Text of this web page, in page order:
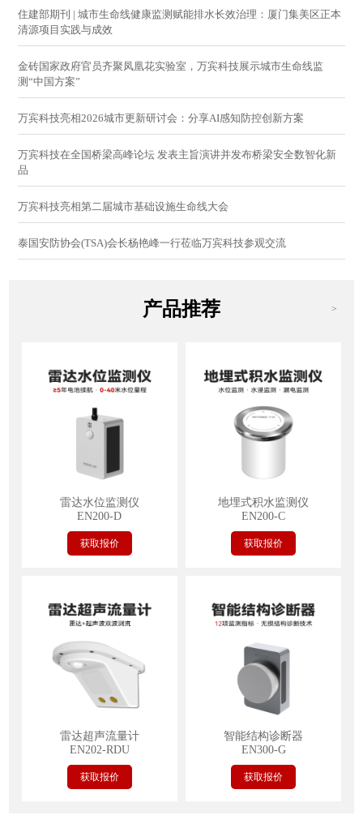
住建部期刊 | 城市生命线健康监测赋能排水长效治理：厦门集美区正本
清源项目实践与成效
金砖国家政府官员齐聚凤凰花实验室，万宾科技展示城市生命线监
测“中国方案”
万宾科技亮相2026城市更新研讨会：分享AI感知防控创新方案
万宾科技在全国桥梁高峰论坛 发表主旨演讲并发布桥梁安全数智化新
品
万宾科技亮相第二届城市基础设施生命线大会
泰国安防协会(TSA)会长杨艳峰一行莅临万宾科技参观交流
产品推荐 >
雷达水位监测仪
EN200-D
获取报价
地埋式积水监测仪
EN200-C
获取报价
雷达超声流量计
EN202-RDU
获取报价
智能结构诊断器
EN300-G
获取报价